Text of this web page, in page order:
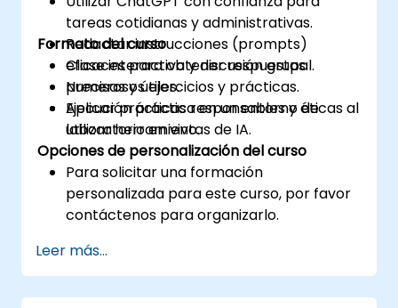
tareas cotidianas y administrativas.
Redactar instrucciones (prompts)
eficaces para obtener respuestas
precisas y útiles.
Aplicar prácticas responsables y éticas al
utilizar herramientas de IA.
Formato del curso
Clase interactiva y discusión grupal.
Numerosos ejercicios y prácticas.
Ejecución práctica en un entorno de
laboratorio en vivo.
Opciones de personalización del curso
Para solicitar una formación
personalizada para este curso, por favor
contáctenos para organizarlo.
Leer más...